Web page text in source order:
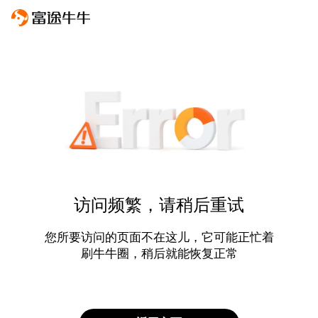
访问频繁，请稍后重试
您所要访问的页面不在这儿，它可能正忙着
刷牛牛圈，稍后就能恢复正常